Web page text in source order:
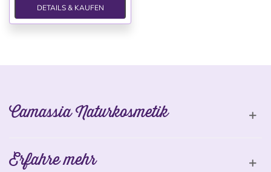
DETAILS & KAUFEN
Camassia Naturkosmetik
Erfahre mehr